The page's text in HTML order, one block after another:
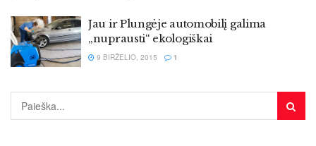
Jau ir Plungėje automobilį galima
„nuprausti“ ekologiškai
9 BIRŽELIO, 2015 1